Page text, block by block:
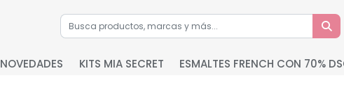
NOVEDADES KITS MIA SECRET ESMALTES FRENCH CON 70%